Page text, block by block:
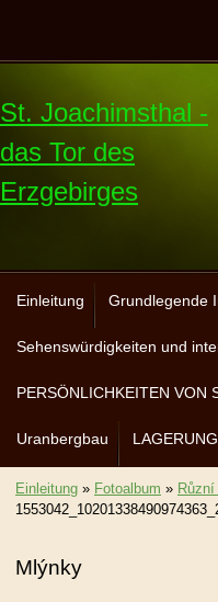
St. Joachimsthal -
das Tor des
Erzgebirges
Einleitung Grundlegende
Sehenswürdigkeiten und
PERSÖNLICHKEITEN VON
Uranbergbau
Einleitung » Fotoalbum » Různí
Mlýnky